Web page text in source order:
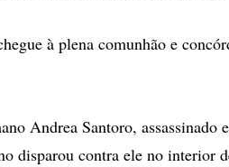
à plena comunhão e
Andrea Santoro, assassinado
disparou contra ele no interior